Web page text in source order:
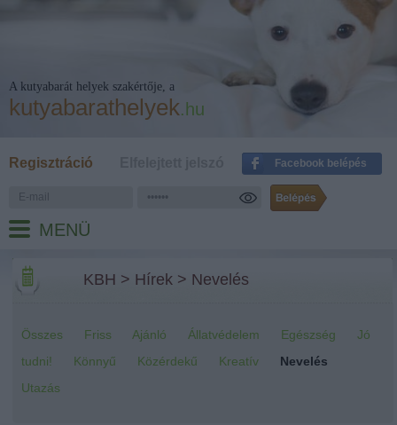
A kutyabarát helyek szakértője, a
kutyabarathelyek.hu
Regisztráció Facebook belépés
MENÜ
KBH > Hírek > Nevelés
Összes Friss Ajánló Állatvédelem Egészség
Jó
tudni!
Könnyű Közérdekű Kreatív
Nevelés
Utazás